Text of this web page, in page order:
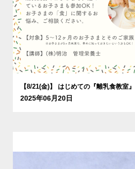
【8/21(金)】 はじめての『離乳食教室』
2025年06月20日